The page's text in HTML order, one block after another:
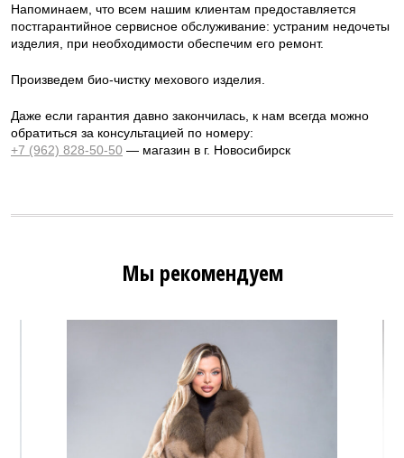
Напоминаем, что всем нашим клиентам предоставляется
постгарантийное сервисное обслуживание: устраним недочеты
изделия, при необходимости обеспечим его ремонт.
Произведем био-чистку мехового изделия.
Даже если гарантия давно закончилась, к нам всегда можно
обратиться за консультацией по номеру:
+7 (962) 828-50-50 — магазин в г. Новосибирск
Мы рекомендуем